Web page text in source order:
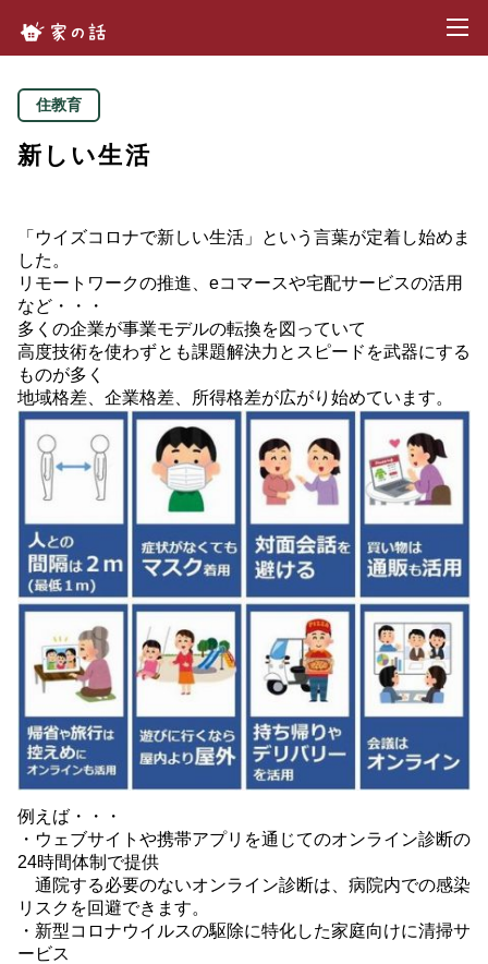
住教育
新しい生活
「ウイズコロナで新しい生活」という言葉が定着し始めま
した。
リモートワークの推進、eコマースや宅配サービスの活用
など・・・
多くの企業が事業モデルの転換を図っていて
高度技術を使わずとも課題解決力とスピードを武器にする
ものが多く
地域格差、企業格差、所得格差が広がり始めています。
例えば・・・
・ウェブサイトや携帯アプリを通じてのオンライン診断の
24時間体制で提供
通院する必要のないオンライン診断は、病院内での感染
リスクを回避できます。
・新型コロナウイルスの駆除に特化した家庭向けに清掃サ
ービス